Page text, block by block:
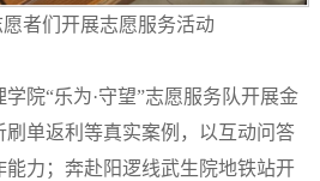
者们开展志愿服务活动
院“乐为·守望”志愿服务队开展金
单返利等真实案例，以互动问答
力；奔赴阳逻线武生院地铁站开